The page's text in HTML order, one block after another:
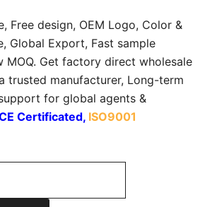
Free design, OEM Logo, Color &
Global Export, Fast sample
MOQ. Get factory direct wholesale
trusted manufacturer, Long-term
for global agents &
Certificated, ISO9001